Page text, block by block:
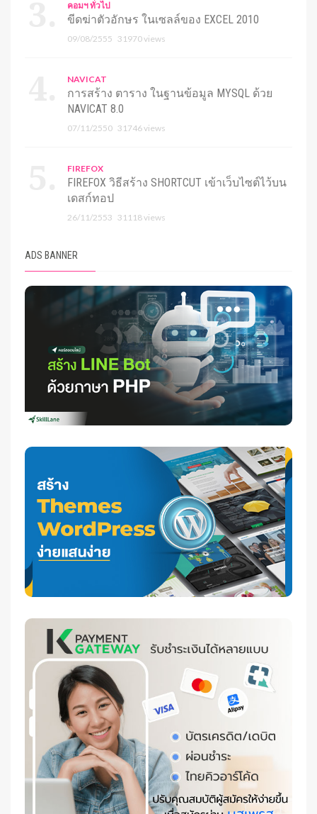
คอมฯ ทั่วไป
ขีดฆ่าตัวอักษร ในเซลล์ของ EXCEL 2010
09/08/2555 31970 views
NAVICAT
การสร้าง ตาราง ในฐานข้อมูล MYSQL ด้วย
NAVICAT 8.0
07/11/2550 31746 views
FIREFOX
FIREFOX วิธีสร้าง SHORTCUT เข้าเว็บไซต์ไว้บน
เดสก์ทอป
26/11/2553 31118 views
ADS BANNER